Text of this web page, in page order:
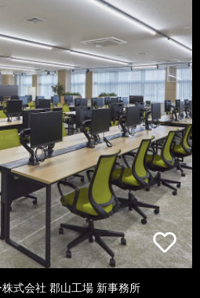
式会社 郡山工場 新事務所